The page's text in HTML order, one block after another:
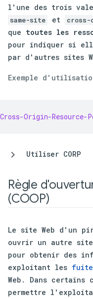
l'une des trois
same-site et
que toutes les
pour indiquer si
par d'autres sites
Exemple
Cross-Origin-
Utiliser CORP
Règle
(COOP)
Le site Web d'un
ouvrir un autre site
pour obtenir des
exploitant les
Web. Dans certains
permettre